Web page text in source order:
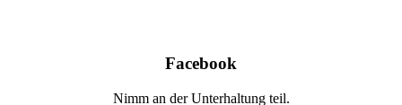
Facebook
Nimm an der Unterhaltung teil.